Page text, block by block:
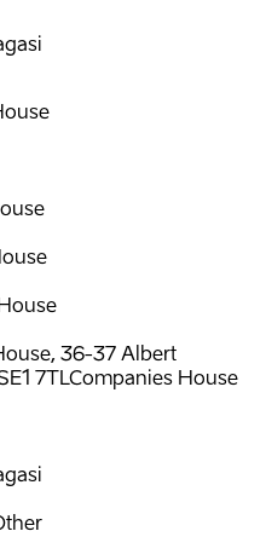
36-37 Albert
7TLCompanies House